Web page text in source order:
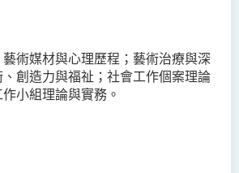
術媒材與心理歷程；藝術治療與深
創造力與福祉；社會工作個案理論
小組理論與實務。
Ms Kelly CHEUNG Man Ting
Dr Wesley WU Chi Hang